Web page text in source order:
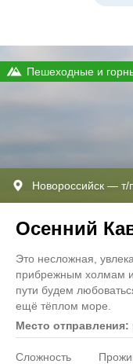
Новороссийск —
Пешеходные и
Осенний
Это несложная,
прибрежным холмам
пути будем
ещё тёплом море.
Место отправления:
Сложность